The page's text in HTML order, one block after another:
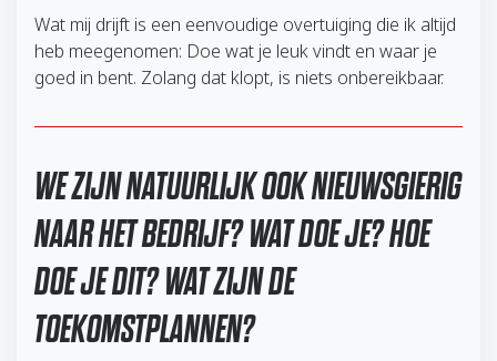
Wat mij drijft is een eenvoudige overtuiging die ik altijd
heb meegenomen: Doe wat je leuk vindt en waar je
goed in bent. Zolang dat klopt, is niets onbereikbaar.
WE ZIJN NATUURLIJK OOK NIEUWSGIERIG
NAAR HET BEDRIJF? WAT DOE JE? HOE
DOE JE DIT? WAT ZIJN DE
TOEKOMSTPLANNEN?